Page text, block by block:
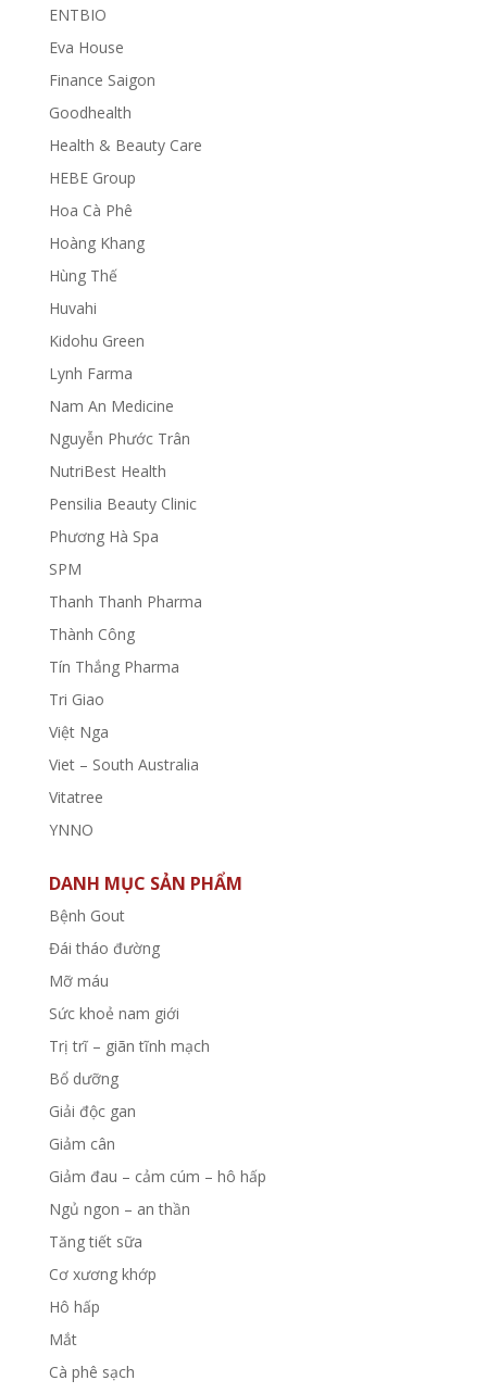
ENTBIO
Eva House
Finance Saigon
Goodhealth
Health & Beauty Care
HEBE Group
Hoa Cà Phê
Hoàng Khang
Hùng Thế
Huvahi
Kidohu Green
Lynh Farma
Nam An Medicine
Nguyễn Phước Trân
NutriBest Health
Pensilia Beauty Clinic
Phương Hà Spa
SPM
Thanh Thanh Pharma
Thành Công
Tín Thắng Pharma
Tri Giao
Việt Nga
Viet – South Australia
Vitatree
YNNO
DANH MỤC SẢN PHẨM
Bệnh Gout
Đái tháo đường
Mỡ máu
Sức khoẻ nam giới
Trị trĩ – giãn tĩnh mạch
Bổ dưỡng
Giải độc gan
Giảm cân
Giảm đau – cảm cúm – hô hấp
Ngủ ngon – an thần
Tăng tiết sữa
Cơ xương khớp
Hô hấp
Mắt
Cà phê sạch